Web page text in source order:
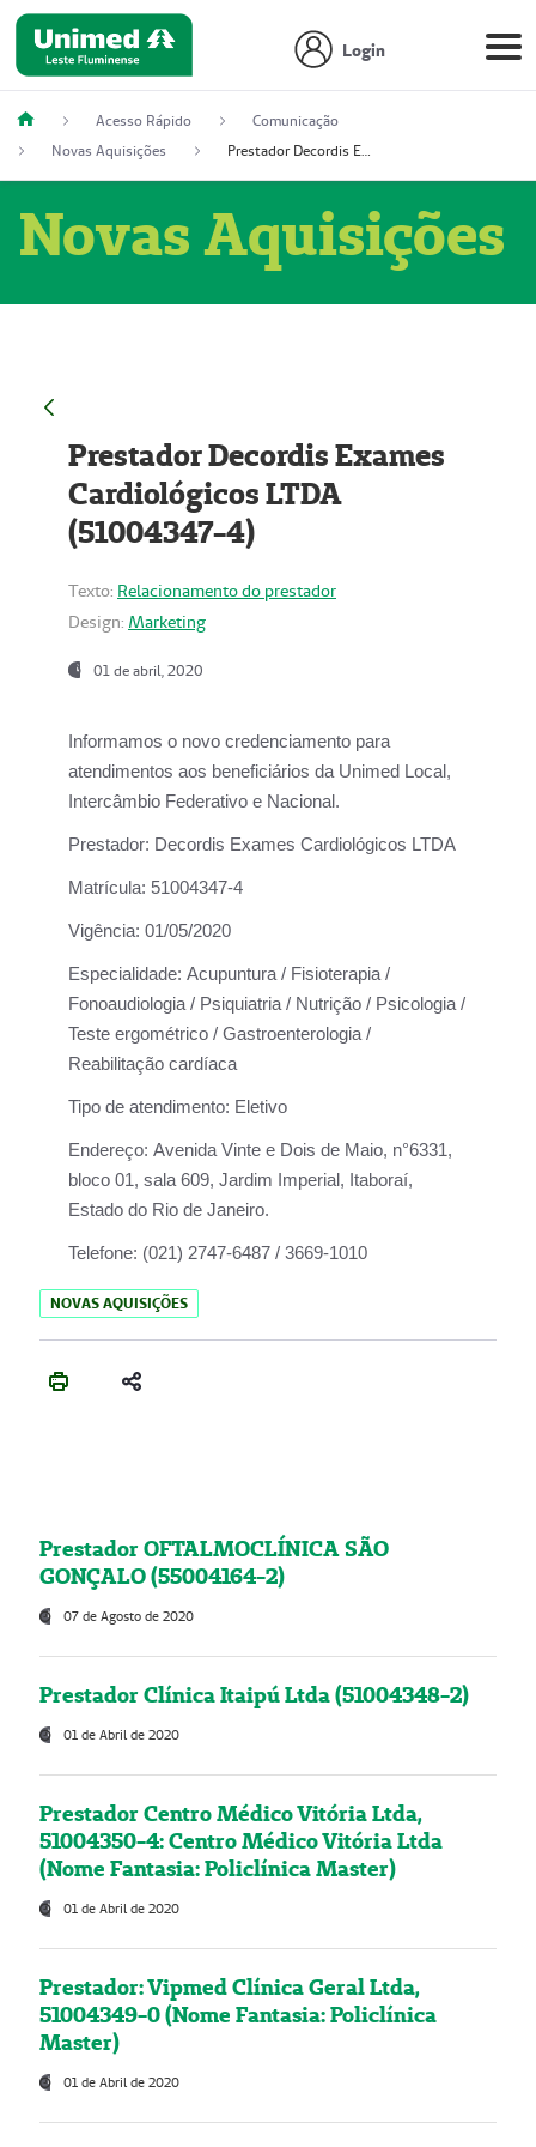
Login
Acesso Rápido
Comunicação
Novas Aquisições
Prestador Decordis Exames Cardiológicos LTDA (51004347-4)
Novas Aquisições
Prestador Decordis Exames
Cardiológicos LTDA
(51004347-4)
Texto: Relacionamento do prestador
Design: Marketing
01 de abril, 2020
Informamos o novo credenciamento para
atendimentos aos beneficiários da Unimed Local,
Intercâmbio Federativo e Nacional.
Prestador: Decordis Exames Cardiológicos LTDA
Matrícula: 51004347-4
Vigência: 01/05/2020
Especialidade: Acupuntura / Fisioterapia /
Fonoaudiologia / Psiquiatria / Nutrição / Psicologia /
Teste ergométrico / Gastroenterologia /
Reabilitação cardíaca
Tipo de atendimento: Eletivo
Endereço: Avenida Vinte e Dois de Maio, n°6331,
bloco 01, sala 609, Jardim Imperial, Itaboraí,
Estado do Rio de Janeiro.
Telefone: (021) 2747-6487 / 3669-1010
NOVAS AQUISIÇÕES
Prestador OFTALMOCLÍNICA SÃO
GONÇALO (55004164-2)
07 de Agosto de 2020
Prestador Clínica Itaipú Ltda (51004348-2)
01 de Abril de 2020
Prestador Centro Médico Vitória Ltda,
51004350-4: Centro Médico Vitória Ltda
(Nome Fantasia: Policlínica Master)
01 de Abril de 2020
Prestador: Vipmed Clínica Geral Ltda,
51004349-0 (Nome Fantasia: Policlínica
Master)
01 de Abril de 2020